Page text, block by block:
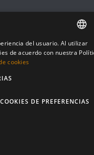
ENGLISH
del usuario. Al utilizar
de acuerdo con nuestra
cookies
COOKIES DE PREFERENCIAS